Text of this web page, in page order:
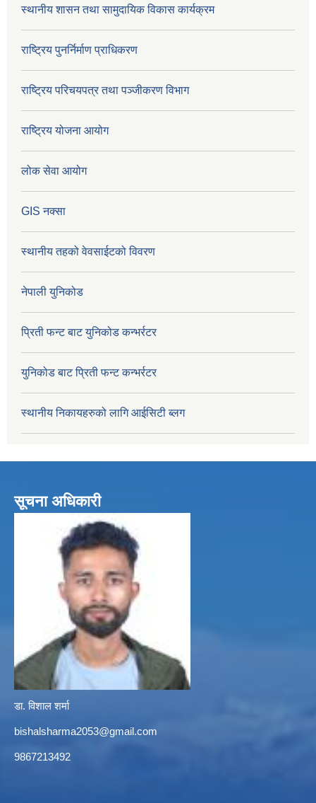
स्थानीय शासन तथा सामुदायिक विकास कार्यक्रम
राष्ट्रिय पुनर्निर्माण प्राधिकरण
राष्ट्रिय परिचयपत्र तथा पञ्जीकरण विभाग
राष्ट्रिय योजना आयोग
लोक सेवा आयोग
GIS नक्सा
स्थानीय तहको वेवसाईटको विवरण
नेपाली युनिकोड
प्रिती फन्ट बाट युनिकोड कन्भर्रटर
युनिकोड बाट प्रिती फन्ट कन्भर्रटर
स्थानीय निकायहरुको लागि आईसिटी ब्लग
सूचना अधिकारी
डा. विशाल शर्मा
bishalsharma2053@gmail.com
9867213492